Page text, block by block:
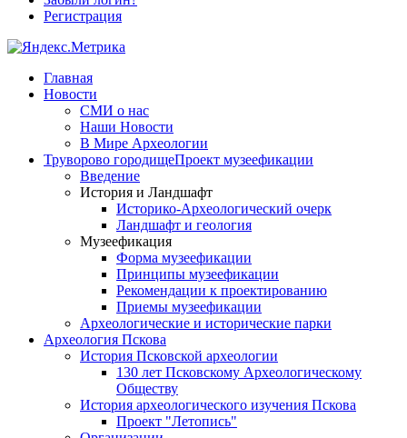
Регистрация
Главная
Новости
СМИ о нас
Наши Новости
В Мире Археологии
Труворово городищеПроект музеефикации
Введение
История и Ландшафт
Историко-Археологический очерк
Ландшафт и геология
Музеефикация
Форма музеефикации
Принципы музеефикации
Рекомендации к проектированию
Приемы музеефикации
Археологические и исторические парки
Археология Пскова
История Псковской археологии
130 лет Псковскому Археологическому
Обществу
История археологического изучения Пскова
Проект "Летопись"